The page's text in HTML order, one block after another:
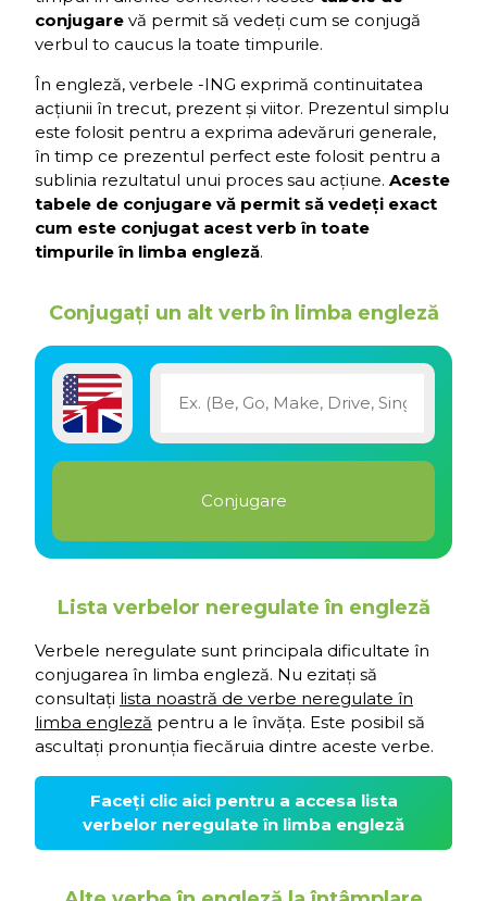
conjugare vă permit să vedeți cum se conjugă
verbul to caucus la toate timpurile.
În engleză, verbele -ING exprimă continuitatea
acțiunii în trecut, prezent și viitor. Prezentul simplu
este folosit pentru a exprima adevăruri generale,
în timp ce prezentul perfect este folosit pentru a
sublinia rezultatul unui proces sau acțiune. Aceste
tabele de conjugare vă permit să vedeți exact
cum este conjugat acest verb în toate
timpurile în limba engleză.
Conjugați un alt verb în limba engleză
Lista verbelor neregulate în engleză
Verbele neregulate sunt principala dificultate în
conjugarea în limba engleză. Nu ezitați să
consultați lista noastră de verbe neregulate în
limba engleză pentru a le învăța. Este posibil să
ascultați pronunția fiecăruia dintre aceste verbe.
Faceți clic aici pentru a accesa lista
verbelor neregulate în limba engleză